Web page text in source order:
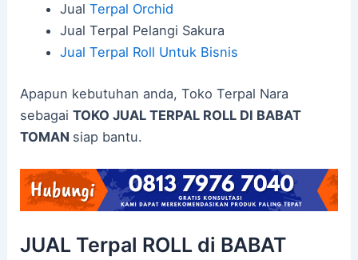
Jual Terpal Orchid
Jual Terpal Pelangi Sakura
Jual Terpal Roll Untuk Bisnis
Apapun kebutuhan anda, Toko Terpal Nara
sebagaiTOKO JUAL TERPAL ROLL DI BABAT
TOMAN siap bantu.
JUAL Terpal ROLL di BABAT